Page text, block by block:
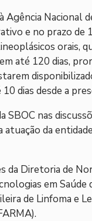
Agência Nacional
e no prazo de
orais,
até 120 dias,
dias desde a
SBOC nas
da
da Diretoria de
em Saúde
de Linfoma e